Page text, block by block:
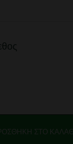
ΣΤΟ ΚΑΛΆΘΙ